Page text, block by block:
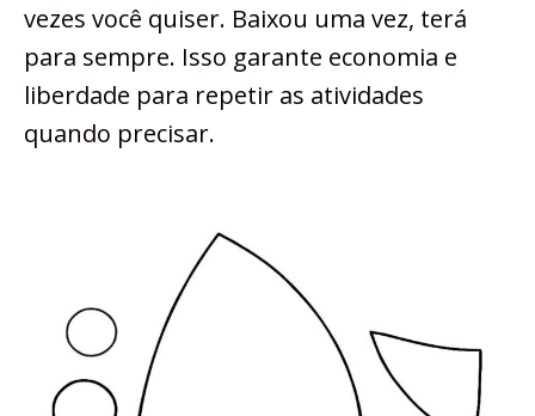
vezes você quiser. Baixou uma vez, terá
para sempre. Isso garante economia e
liberdade para repetir as atividades
quando precisar.